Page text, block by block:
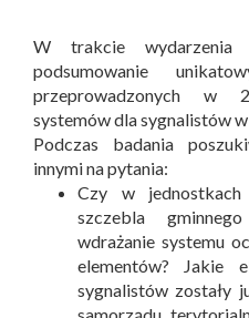
W trakcie wydarzenia
podsumowanie
przeprowadzonych w
systemów dla sygnalistów w
Podczas badania
innymi na pytania:
Czy w jednostkach
szczebla
wdrażanie systemu
elementów? Jakie
sygnalistów zostały
samorządu